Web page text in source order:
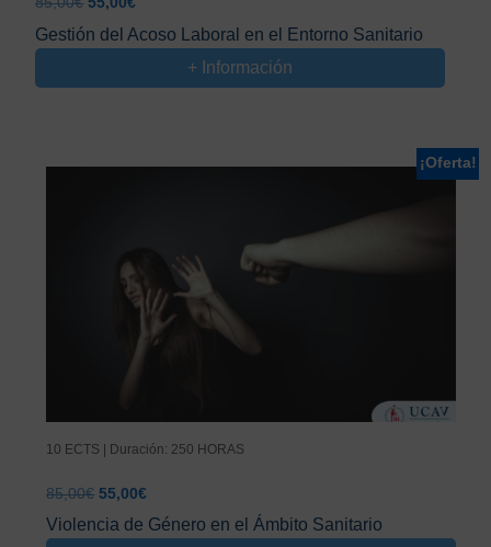
original
85,00€.
actual
55,00€.
Gestión del Acoso Laboral en el Entorno Sanitario
+ Información
¡Oferta!
10 ECTS | Duración: 250 HORAS
85,00€ El
precio
original
55,00€El
precio
actual
Violencia de Género en el Ámbito Sanitario